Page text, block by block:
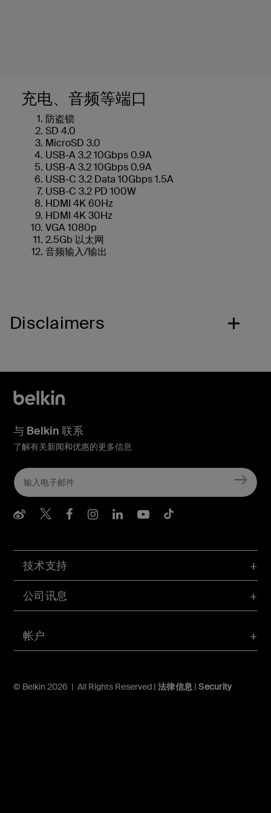
充电、音频等端口
防盗锁
SD 4.0
MicroSD 3.0
USB-A 3.2 10Gbps 0.9A
USB-A 3.2 10Gbps 0.9A
USB-C 3.2 Data 10Gbps 1.5A
USB-C 3.2 PD 100W
HDMI 4K 60Hz
HDMI 4K 30Hz
VGA 1080p
2.5Gb 以太网
音频输入/输出
Disclaimers
帐户
技术支持
公司讯息
© Belkin 2026 | All Rights Reserved | 法律信息 |Security
与 Belkin 联系
了解有关新闻和优惠的更多信息
Belkin Weibo
Belkin Twitter
Belkin Facebook
Belkin Instagram
Belkin LInkedIn
Belkin Youtube
Belkin